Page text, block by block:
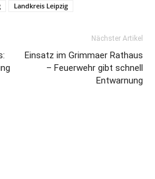
Landkreis Leipzig
Nächster Artikel
Einsatz im Grimmaer Rathaus
– Feuerwehr gibt schnell
Entwarnung